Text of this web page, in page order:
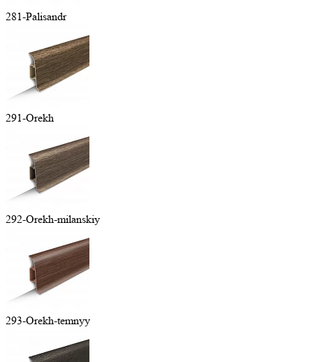
281-Palisandr
291-Orekh
292-Orekh-milanskiy
293-Orekh-temnyy